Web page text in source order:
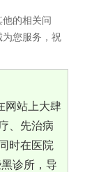
他的相关问
您服务，祝
网站上大肆
、先治病
时在医院
诊所，导